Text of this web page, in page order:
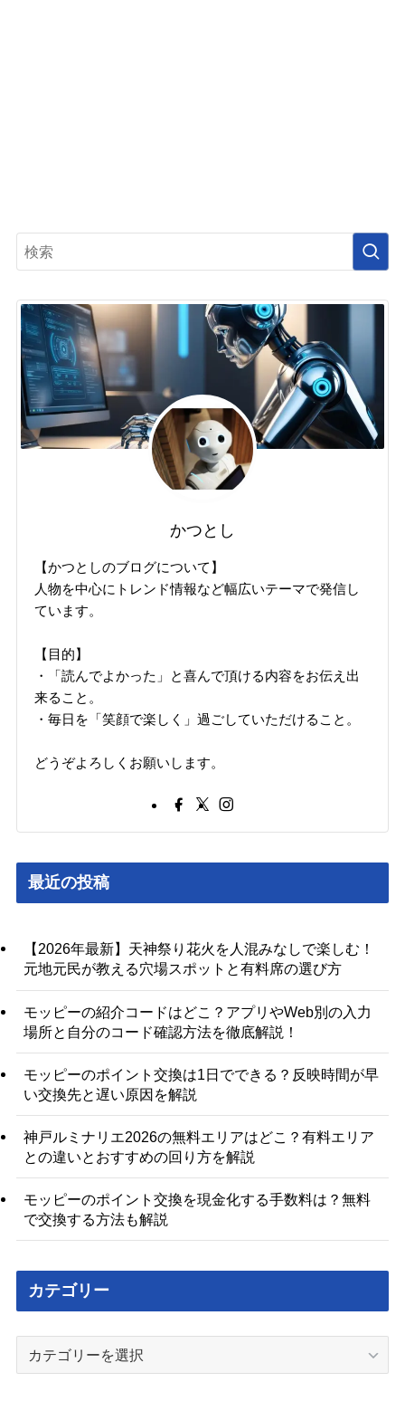
かつとし
【かつとしのブログについて】
人物を中心にトレンド情報など幅広いテーマで発信し
ています。
【目的】
・「読んでよかった」と喜んで頂ける内容をお伝え出
来ること。
・毎日を「笑顔で楽しく」過ごしていただけること。
どうぞよろしくお願いします。
最近の投稿
【2026年最新】天神祭り花火を人混みなしで楽しむ！
元地元民が教える穴場スポットと有料席の選び方
モッピーの紹介コードはどこ？アプリやWeb別の入力
場所と自分のコード確認方法を徹底解説！
モッピーのポイント交換は1日でできる？反映時間が早
い交換先と遅い原因を解説
神戸ルミナリエ2026の無料エリアはどこ？有料エリア
との違いとおすすめの回り方を解説
モッピーのポイント交換を現金化する手数料は？無料
で交換する方法も解説
カテゴリー